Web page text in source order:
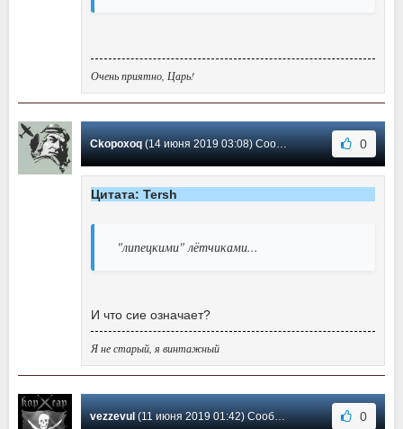
Очень приятно, Царь!
Ckopoxoq(14 июня 2019 03:08) Сообщение #4 0
Цитата: Tersh
"липецкими" лётчиками...
И что сие означает?
Я не старый, я винтажный
vezzevul(11 июня 2019 01:42) Сообщение #3 0